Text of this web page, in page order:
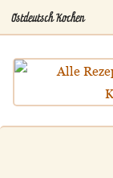
Ostdeutsch Kochen